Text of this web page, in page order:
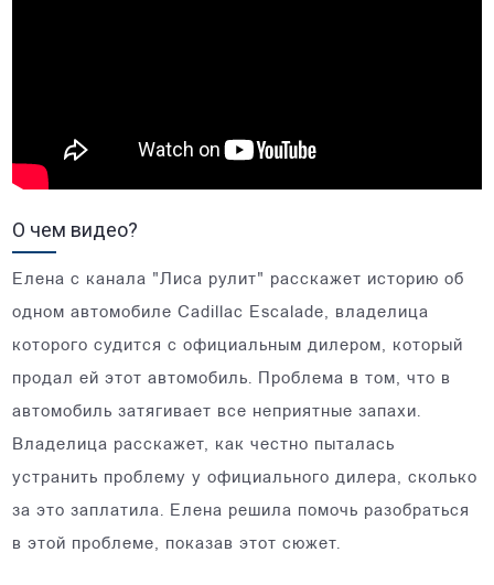
О чем видео?
Елена с канала "Лиса рулит" расскажет историю об
одном автомобиле Cadillac Escalade, владелица
которого судится с официальным дилером, который
продал ей этот автомобиль. Проблема в том, что в
автомобиль затягивает все неприятные запахи.
Владелица расскажет, как честно пыталась
устранить проблему у официального дилера, сколько
за это заплатила. Елена решила помочь разобраться
в этой проблеме, показав этот сюжет.